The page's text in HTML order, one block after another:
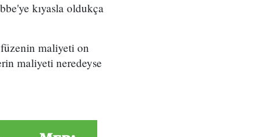
kıyasla oldukça
maliyeti on
maliyeti neredeyse